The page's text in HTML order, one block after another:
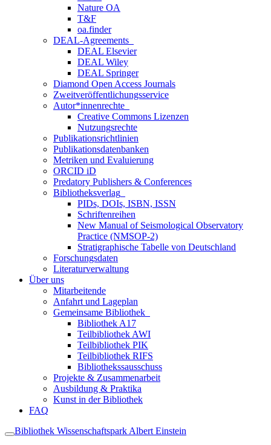
Nature OA
T&F
oa.finder
DEAL-Agreements
DEAL Elsevier
DEAL Wiley
DEAL Springer
Diamond Open Access Journals
Zweitveröffentlichungsservice
Autor*innenrechte
Creative Commons Lizenzen
Nutzungsrechte
Publikationsrichtlinien
Publikationsdatenbanken
Metriken und Evaluierung
ORCID iD
Predatory Publishers & Conferences
Bibliotheksverlag
PIDs, DOIs, ISBN, ISSN
Schriftenreihen
New Manual of Seismological Observatory
Practice (NMSOP-2)
Stratigraphische Tabelle von Deutschland
Forschungsdaten
Literaturverwaltung
Über uns
Mitarbeitende
Anfahrt und Lageplan
Gemeinsame Bibliothek
Bibliothek A17
Teilbibliothek AWI
Teilbibliothek PIK
Teilbibliothek RIFS
Bibliothekssausschuss
Projekte & Zusammenarbeit
Ausbildung & Praktika
Kunst in der Bibliothek
FAQ
Bibliothek Wissenschaftspark Albert Einstein